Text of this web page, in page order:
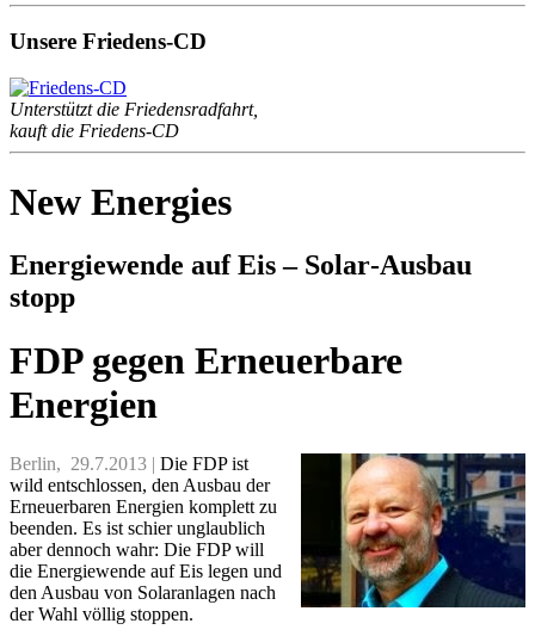
Unsere Friedens-CD
Unterstützt die Friedensradfahrt,
kauft die Friedens-CD
New Energies
Energiewende auf Eis – Solar‑Ausbau
stopp
FDP gegen Erneuerbare
Energien
Berlin, 29.7.2013 | Die FDP ist
wild ent­schlos­sen, den Aus­bau der
Er­neu­er­ba­ren En­er­gi­en kom­plett zu
be­en­den. Es ist schier un­glaub­lich
aber den­noch wahr: Die FDP will
die En­er­gie­wen­de auf Eis le­gen und
den Aus­bau von So­lar­an­la­gen nach
der Wahl völ­lig stop­pen.